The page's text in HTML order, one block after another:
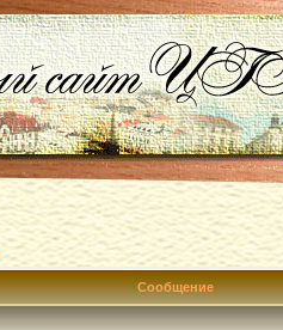
Сообщение